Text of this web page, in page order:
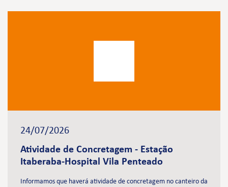
24/07/2026
Atividade de Concretagem - Estação
Itaberaba-Hospital Vila Penteado
Informamos que haverá atividade de concretagem no canteiro da